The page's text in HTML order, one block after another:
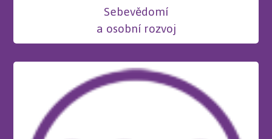
Sebevědomí
a osobní rozvoj